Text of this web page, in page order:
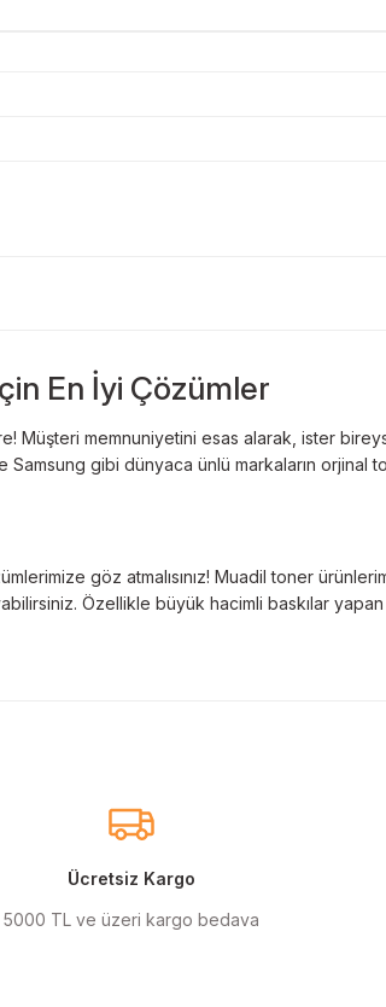
En İyi Çözümler
Müşteri memnuniyetini esas alarak, ister
gibi dünyaca ünlü markaların orjinal
göz atmalısınız! Muadil toner
Özellikle büyük hacimli baskılar
baskıyı uygun fiyatlarla almanızı sağlarken,
Ücretsiz Kargo
5000 TL ve üzeri kargo bedava